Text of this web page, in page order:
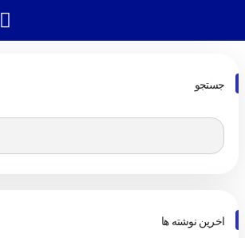
جستجو
اخرین نوشته ها